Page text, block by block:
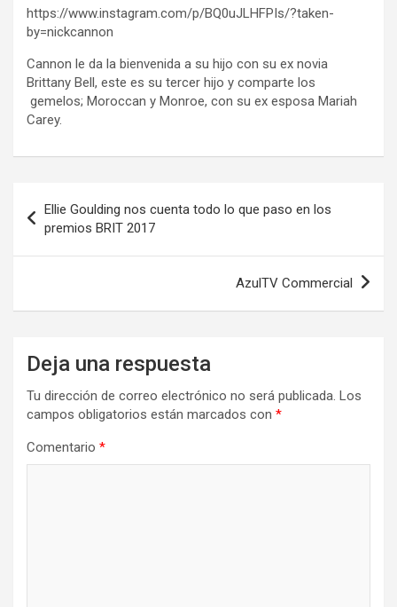
https://www.instagram.com/p/BQ0uJLHFPIs/?taken-
by=nickcannon
Cannon le da la bienvenida a su hijo con su ex novia
Brittany Bell, este es su tercer hijo y comparte los
gemelos; Moroccan y Monroe, con su ex esposa Mariah
Carey.
de
entradas
Ellie Goulding nos cuenta todo lo que paso en los
premios BRIT 2017
AzulTV Commercial
Deja una respuesta
Tu dirección de correo electrónico no será publicada. Los
campos obligatorios están marcados con *
Comentario *